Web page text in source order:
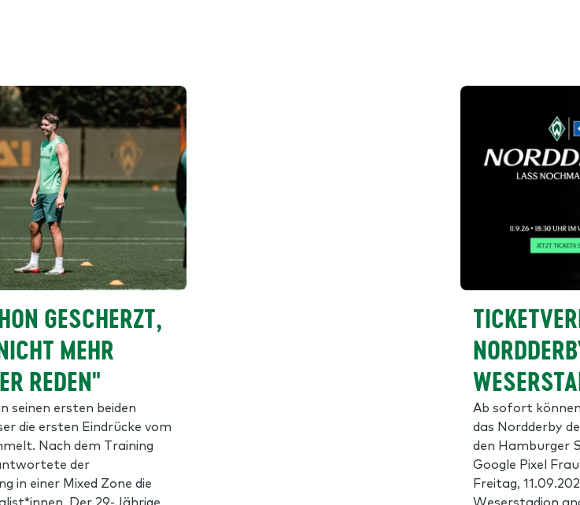
GESCHERZT,
MEHR
REDEN"
seinen ersten beiden
die ersten Eindrücke vom
Nach dem Training
der
in einer Mixed Zone die
Der 29-Jährige
Ab sofort
das Nordderby
den Hamburger
Google Pixel
Freitag,
Weserstadion